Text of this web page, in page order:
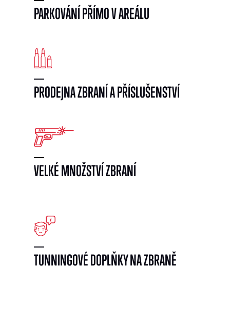
PARKOVÁNÍ PŘÍMO V AREÁLU
PRODEJNA ZBRANÍ A PŘÍSLUŠENSTVÍ
VELKÉ MNOŽSTVÍ ZBRANÍ
TUNNINGOVÉ DOPLŇKY NA ZBRANĚ